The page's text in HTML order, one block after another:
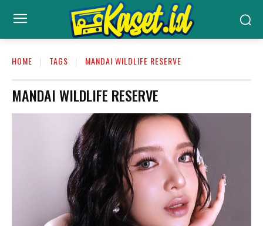
HOME TAGS MANDAI WILDLIFE RESERVE
MANDAI WILDLIFE RESERVE